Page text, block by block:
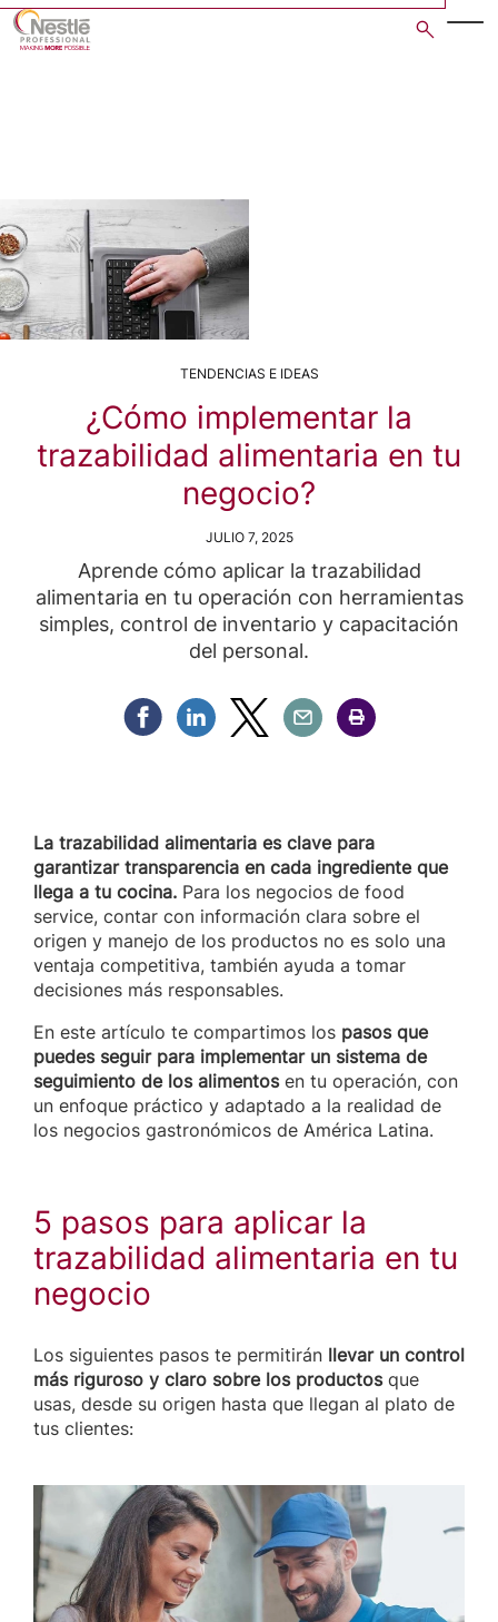
Skip
TENDENCIAS E IDEAS
¿Cómo implementar la
trazabilidad alimentaria en tu
negocio?
JULIO 7, 2025
Aprende cómo aplicar la trazabilidad
alimentaria en tu operación con herramientas
simples, control de inventario y capacitación
del personal.
Compartir Facebook
Compartir Linkedin
Compartir Twitter
Compartir Email
Compartir Imprimir
La trazabilidad alimentaria es clave para
garantizar transparencia en cada ingrediente que
llega a tu cocina. Para los negocios de food
service, contar con información clara sobre el
origen y manejo de los productos no es solo una
ventaja competitiva, también ayuda a tomar
decisiones más responsables.
En este artículo te compartimos los pasos que
puedes seguir para implementar un sistema de
seguimiento de los alimentosen tu operación, con
un enfoque práctico y adaptado a la realidad de
los negocios gastronómicos de América Latina.
5 pasos para aplicar la
trazabilidad alimentaria en tu
negocio
Los siguientes pasos te permitirán llevar un control
más riguroso y claro sobre los productosque
usas, desde su origen hasta que llegan al plato de
tus clientes: